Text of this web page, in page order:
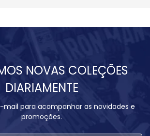
NOVAS COLEÇÕES
DIARIAMENTE
mail para acompanhar as novidades e
promoções.